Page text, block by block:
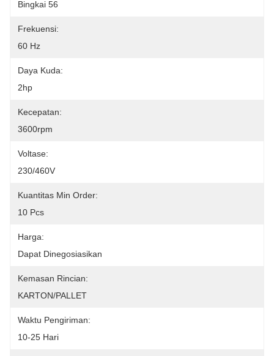
Bingkai 56
Frekuensi:
60 Hz
Daya Kuda:
2hp
Kecepatan:
3600rpm
Voltase:
230/460V
Kuantitas Min Order:
10 Pcs
Harga:
Dapat Dinegosiasikan
Kemasan Rincian:
KARTON/PALLET
Waktu Pengiriman:
10-25 Hari